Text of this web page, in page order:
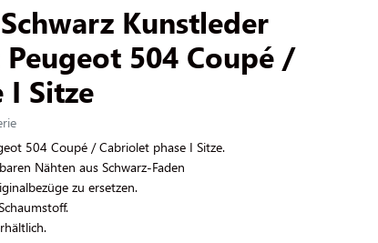
Kunstleder
504 Coupé /
I Sitze
504 Coupé / Cabriolet phase I Sitze.
Nähten aus Schwarz-Faden
zu ersetzen.